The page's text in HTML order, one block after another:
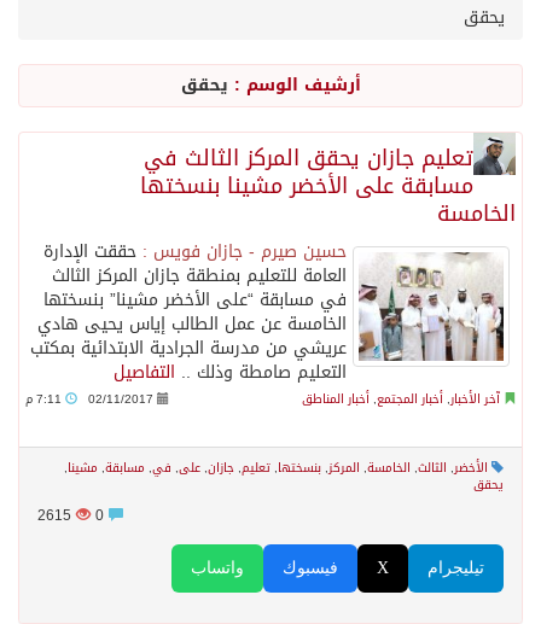
الأرصاد” يُنبّه من أمطار على منطقة جازان
حالة الطقس المتوقعة اليوم في المملكة
أجواء من الحب والتراث تزين ليلة عرس آل صيرم
اتفاقية مكة… تعزيز الردع لحماية الاستقرار وترحيب اقليمي ودولي بها
الجيش اليمني ينفذ عملية عسكرية ضد الحوثيين رداً على هجماتهم
يحقق
أرشيف الوسم : يحقق
تعليم جازان يحقق المركز الثالث في
مسابقة على الأخضر مشينا بنسختها
الخامسة
حسين صيرم - جازان فويس : حققت الإدارة
العامة للتعليم بمنطقة جازان المركز الثالث
في مسابقة “على الأخضر مشينا” بنسختها
الخامسة عن عمل الطالب إياس يحيى هادي
عريشي من مدرسة الجرادية الابتدائية بمكتب
التعليم صامطة وذلك .. التفاصيل
آخر الأخبار, أخبار المجتمع, أخبار المناطق 02/11/2017
الأخضر, الثالث, الخامسة, المركز, بنسختها, تعليم, جازان, على, في, مسابقة, مشينا,
يحقق
2615
واتساب فيسبوك X تيليجرام